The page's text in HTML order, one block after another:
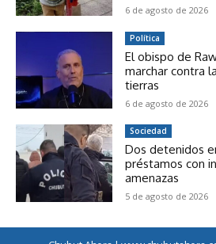
6 de agosto de 2026
Política
El obispo de
marchar contra
tierras
6 de agosto de 2026
Sociedad
Dos detenidos
préstamos con
amenazas
5 de agosto de 2026